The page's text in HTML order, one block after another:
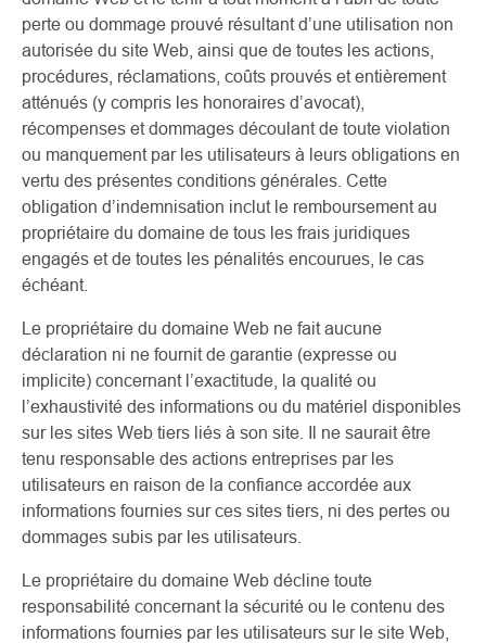
perte ou dommage prouvé résultant d’une utilisation non
autorisée du site Web, ainsi que de toutes les actions,
procédures, réclamations, coûts prouvés et entièrement
atténués (y compris les honoraires d’avocat),
récompenses et dommages découlant de toute violation
ou manquement par les utilisateurs à leurs obligations en
vertu des présentes conditions générales. Cette
obligation d’indemnisation inclut le remboursement au
propriétaire du domaine de tous les frais juridiques
engagés et de toutes les pénalités encourues, le cas
échéant.
Le propriétaire du domaine Web ne fait aucune
déclaration ni ne fournit de garantie (expresse ou
implicite) concernant l’exactitude, la qualité ou
l’exhaustivité des informations ou du matériel disponibles
sur les sites Web tiers liés à son site. Il ne saurait être
tenu responsable des actions entreprises par les
utilisateurs en raison de la confiance accordée aux
informations fournies sur ces sites tiers, ni des pertes ou
dommages subis par les utilisateurs.
Le propriétaire du domaine Web décline toute
responsabilité concernant la sécurité ou le contenu des
informations fournies par les utilisateurs sur le site Web,